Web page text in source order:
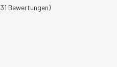
Bewertungen)